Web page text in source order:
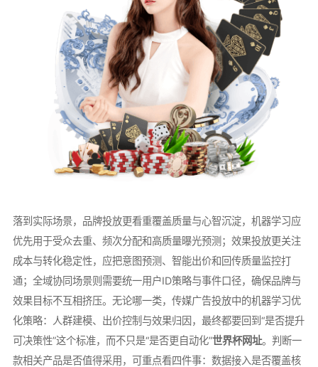
落到实际场景，品牌投放更看重覆盖质量与心智沉淀，机器学习应
优先用于受众去重、频次分配和高质量曝光预测；效果投放更关注
成本与转化稳定性，应把意图预测、智能出价和回传质量监控打
通；全域协同场景则需要统一用户ID策略与事件口径，确保品牌与
效果目标不互相挤压。无论哪一类，传媒广告投放中的机器学习优
化策略：人群建模、出价控制与效果归因，最终都要回到“是否提升
可决策性”这个标准，而不只是“是否更自动化”世界杯网址。判断一
款相关产品是否值得采用，可重点看四件事：数据接入是否覆盖核